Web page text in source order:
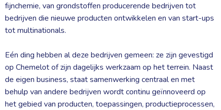
fijnchemie, van grondstoffen producerende bedrijven tot
bedrijven die nieuwe producten ontwikkelen en van start-ups
tot multinationals.
Eén ding hebben al deze bedrijven gemeen: ze zijn gevestigd
op Chemelot of zijn dagelijks werkzaam op het terrein. Naast
de eigen business, staat samenwerking centraal en met
behulp van andere bedrijven wordt continu geïnnoveerd op
het gebied van producten, toepassingen, productieprocessen,